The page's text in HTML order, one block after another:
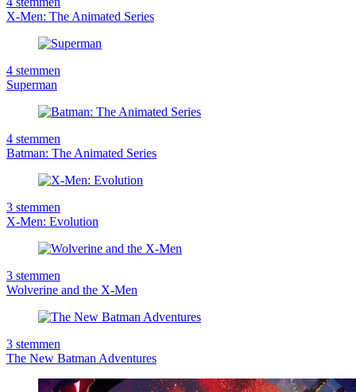
X-Men: The Animated Series
4 stemmen
Superman
4 stemmen
Batman: The Animated Series
3 stemmen
X-Men: Evolution
3 stemmen
Wolverine and the X-Men
3 stemmen
The New Batman Adventures